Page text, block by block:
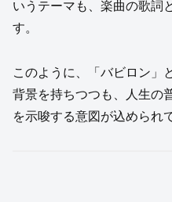
いうテーマも、楽曲の歌詞
す。
このように、「バビロン」
背景を持ちつつも、人生の
を示唆する意図が込められ